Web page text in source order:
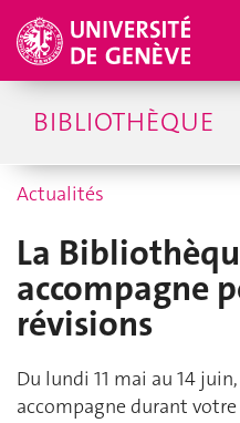
BIBLIOTHÈQUE
Actualités
La
accompagne
révisions
Du lundi 11 mai au 14
accompagne durant